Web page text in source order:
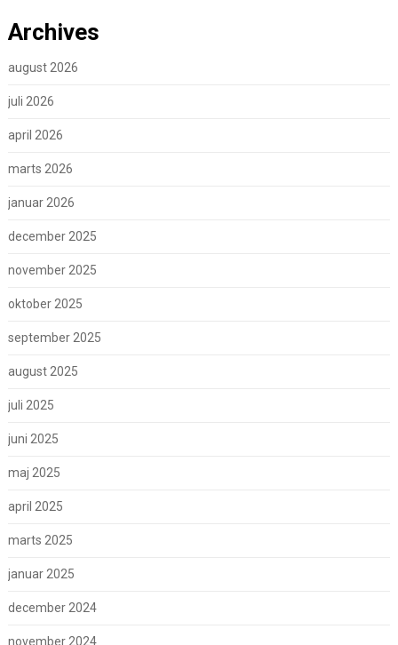
Archives
august 2026
juli 2026
april 2026
marts 2026
januar 2026
december 2025
november 2025
oktober 2025
september 2025
august 2025
juli 2025
juni 2025
maj 2025
april 2025
marts 2025
januar 2025
december 2024
november 2024